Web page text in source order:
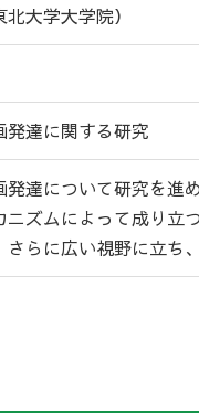
大学大学院）
達に関する研究
発達について研究を進
ニズムによって成り立
らに広い視野に立ち